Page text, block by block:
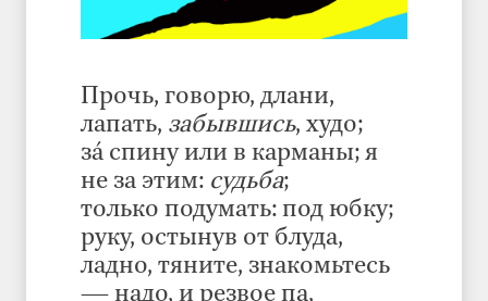
Прочь, говорю, длани,
лапать, забывшись, худо;
зá спину или в карманы; я
не за этим: судьба;
только подумать: под юбку;
руку, остынув от блуда,
ладно, тяните, знакомьтесь
— надо, и резвое па,